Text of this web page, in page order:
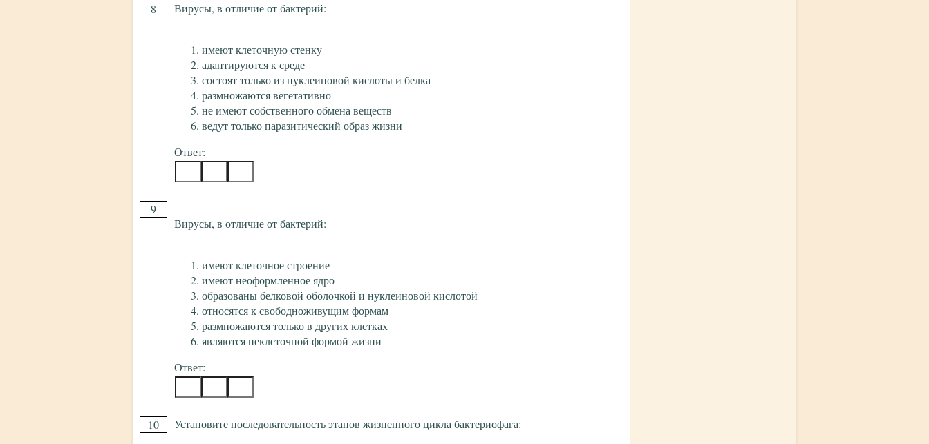
8 Вирусы, в отличие от бактерий:
имеют клеточную стенку
адаптируются к среде
состоят только из нуклеиновой кислоты и белка
размножаются вегетативно
не имеют собственного обмена веществ
ведут только паразитический образ жизни
Ответ:
9
Вирусы, в отличие от бактерий:
имеют клеточное строение
имеют неоформленное ядро
образованы белковой оболочкой и нуклеиновой кислотой
относятся к свободноживущим формам
размножаются только в других клетках
являются неклеточной формой жизни
Ответ:
10 Установите последовательность этапов жизненного цикла бактериофага: